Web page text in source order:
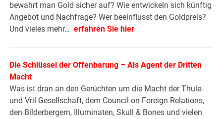
bewahrt man Gold sicher auf? Wie entwickeln sich künftig
Angebot und Nachfrage? Wer beeinflusst den Goldpreis?
Und vieles mehr…erfahren Sie hier
Die Schlüssel der Offenbarung – Als Agent der Dritten
Macht
Was ist dran an den Gerüchten um die Macht der Thule-
und Vril-Gesellschaft, dem Council on Foreign Relations,
den Bilderbergern, Illuminaten, Skull & Bones und vielen